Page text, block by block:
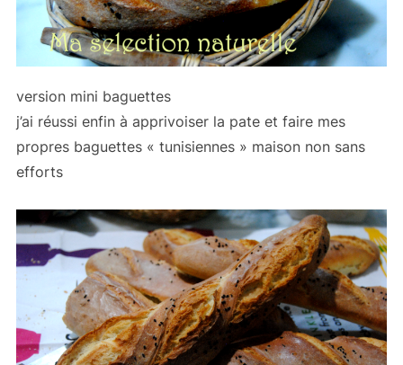
version mini baguettes
j’ai réussi enfin à apprivoiser la pate et faire mes
propres baguettes « tunisiennes » maison non sans
efforts